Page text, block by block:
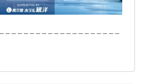
– – – – – – – – – – – – – – – – – – –